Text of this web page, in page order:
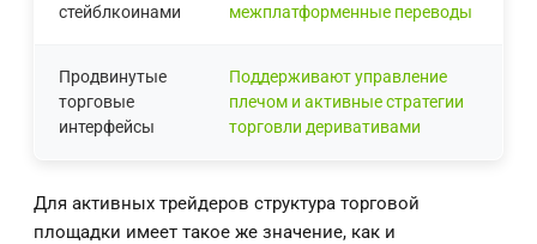
стейблкоинами
межплатформенные переводы
Продвинутые
торговые
интерфейсы
Поддерживают управление
плечом и активные стратегии
торговли деривативами
Для активных трейдеров структура торговой
площадки имеет такое же значение, как и